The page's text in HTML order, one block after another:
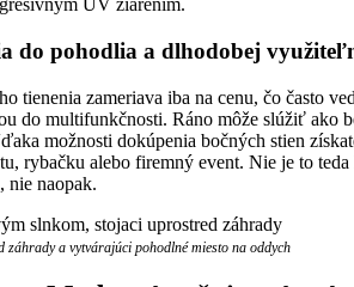
UV žiarením.
do pohodlia a dlhodobej
tienenia zameriava iba na cenu, čo často
do multifunkčnosti. Ráno môže slúžiť ako
možnosti dokúpenia bočných stien
rybačku alebo firemný event. Nie je to
nie naopak.
a vytvárajúci pohodlné miesto na oddych